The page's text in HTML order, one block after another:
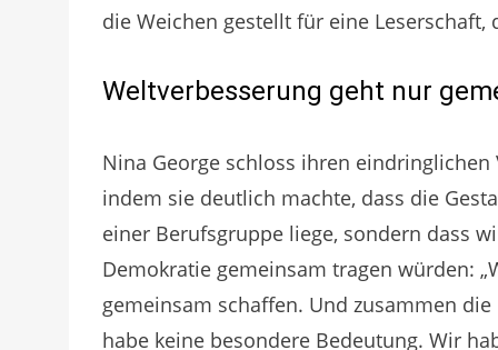
die Weichen gestellt für eine
Weltverbesserung geht nur
Nina George schloss ihren
indem sie deutlich machte, dass die
einer Berufsgruppe liege, sondern dass
Demokratie gemeinsam tragen würden:
gemeinsam schaffen. Und zusammen
habe keine besondere Bedeutung. Wir